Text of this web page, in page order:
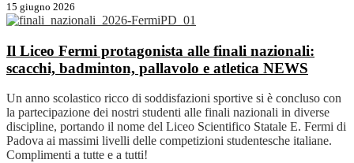
15 giugno 2026
Il Liceo Fermi protagonista alle finali nazionali:
scacchi, badminton, pallavolo e atletica NEWS
Un anno scolastico ricco di soddisfazioni sportive si è concluso con
la partecipazione dei nostri studenti alle finali nazionali in diverse
discipline, portando il nome del Liceo Scientifico Statale E. Fermi di
Padova ai massimi livelli delle competizioni studentesche italiane.
Complimenti a tutte e a tutti!